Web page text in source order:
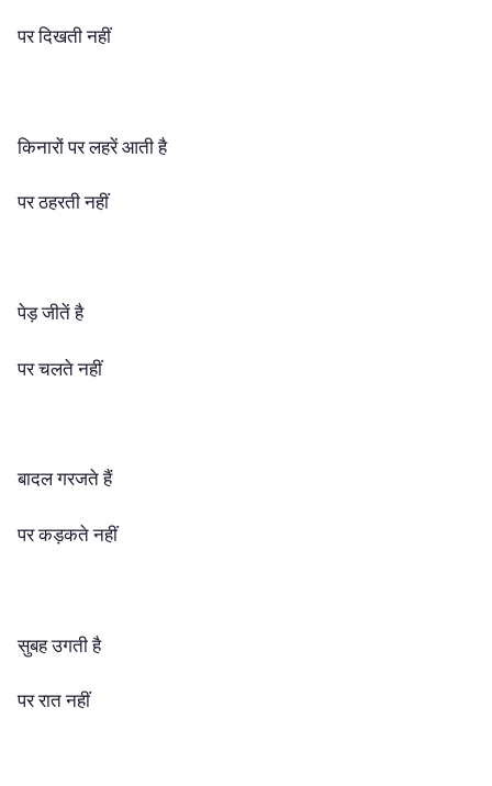
पर दिखती नहीं
किनारों पर लहरें आती है
पर ठहरती नहीं
पेड़ जीतें है
पर चलते नहीं
बादल गरजते हैं
पर कड़कते नहीं
सुबह उगती है
पर रात नहीं